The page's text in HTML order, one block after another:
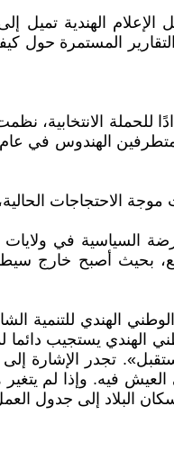
الهندية
المستمرة حول
الانتخابات العامة في نيسان -
الاحتجاجات
السياسية في
بحيث أصبح خارج
الهندي للتنمية
الهندي يستجيب
تجدر الإشارة
فيه. وإذا لم
البلاد إلى جدول